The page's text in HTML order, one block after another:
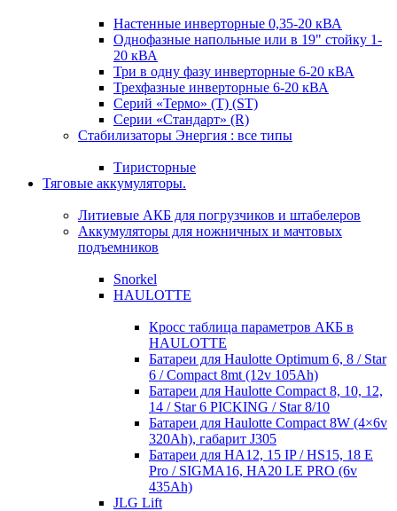
Настенные инверторные 0,35-20 кВА
Однофазные напольные или в 19" стойку 1-
20 кВА
Три в одну фазу инверторные 6-20 кВА
Трехфазные инверторные 6-20 кВА
Серий «Термо» (T) (ST)
Серии «Стандарт» (R)
Стабилизаторы Энергия : все типы
Тиристорные
Тяговые аккумуляторы.
Литиевые АКБ для погрузчиков и штабелеров
Аккумуляторы для ножничных и мачтовых
подъемников
Snorkel
HAULOTTE
Кросc таблица параметров АКБ в
HAULOTTE
Батареи для Haulotte Optimum 6, 8 / Star
6 / Compact 8mt (12v 105Ah)
Батареи для Haulotte Compact 8, 10, 12,
14 / Star 6 PICKING / Star 8/10
Батареи для Haulotte Compact 8W (4×6v
320Ah), габарит J305
Батареи для HA12, 15 IP / HS15, 18 E
Pro / SIGMA16, HA20 LE PRO (6v
435Ah)
JLG Lift